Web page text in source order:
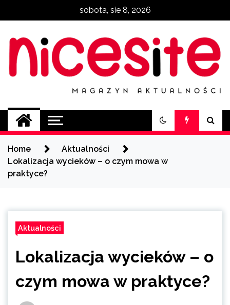
sobota, sie 8, 2026
NiceSite.com.pl
magazyn aktualności
Home
Aktualności
Lokalizacja wycieków – o czym mowa w
praktyce?
Aktualności
Lokalizacja wycieków – o
czym mowa w praktyce?